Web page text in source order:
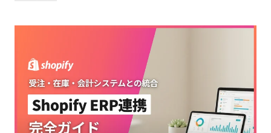
説します。